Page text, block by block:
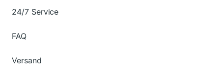
24/7 Service
FAQ
Versand